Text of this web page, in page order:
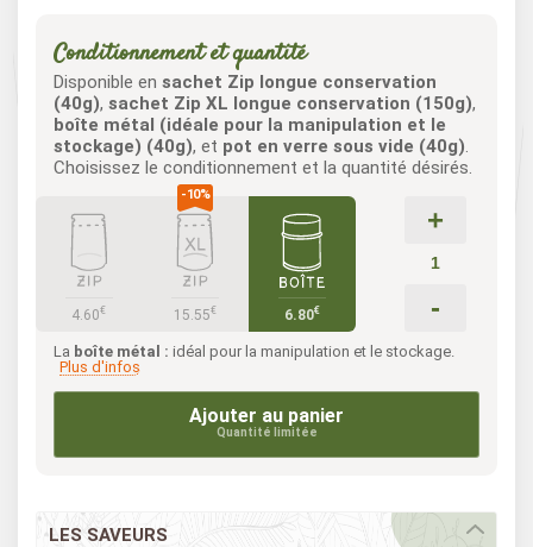
Conditionnement et quantité
Disponible en sachet Zip longue conservation
(40g), sachet Zip XL longue conservation (150g),
boîte métal (idéale pour la manipulation et le
stockage) (40g), et pot en verre sous vide (40g).
Choisissez le conditionnement et la quantité désirés.
4.60€ 15.55€ 6.80€
La boîte métal : idéal pour la manipulation et le stockage.
Plus d'infos
+
-
Ajouter au panier
Quantité limitée
LES SAVEURS